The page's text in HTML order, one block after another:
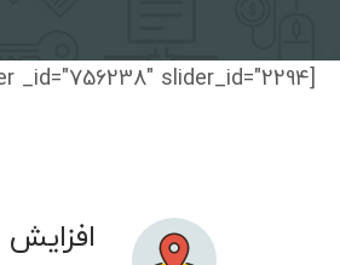
[fw_slider _id="756238" slider_id="2294"]